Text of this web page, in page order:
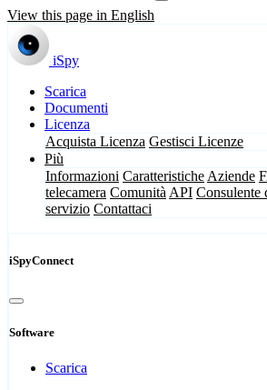
View this page in English
iSpy
Scarica
Documenti
Licenza
Acquista Licenza Gestisci Licenze
Più
Informazioni Caratteristiche Aziende
telecamera Comunità API Consulente
servizio Contattaci
iSpyConnect
Software
Scarica